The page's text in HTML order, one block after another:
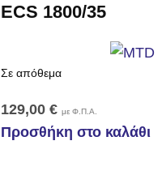
ECS 1800/35
Σε απόθεμα
129,00 € με Φ.Π.Α.
Προσθήκη στο καλάθι